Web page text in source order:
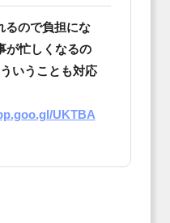
るので負担にな
が忙しくなるの
いうことも対応
UKTBA